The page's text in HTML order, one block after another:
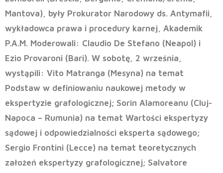
Mantova), były Prokurator Narodowy ds. Antymafii,
wykładowca prawa i procedury karnej, Akademik
P.A.M. Moderowali: Claudio De Stefano (Neapol) i
Ezio Provaroni (Bari). W sobotę, 2 września,
wystąpili: Vito Matranga (Mesyna) na temat
Podstaw w definiowaniu naukowej metody w
ekspertyzie grafologicznej; Sorin Alamoreanu (Cluj-
Napoca – Rumunia) na temat Wartości ekspertyzy
sądowej i odpowiedzialności eksperta sądowego;
Sergio Frontini (Lecce) na temat teoretycznych
założeń ekspertyzy grafologicznej; Salvatore